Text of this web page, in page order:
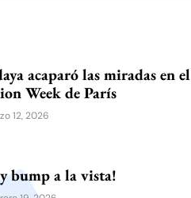
acaparó las miradas en el
Week de París
12, 2026
bump a la vista!